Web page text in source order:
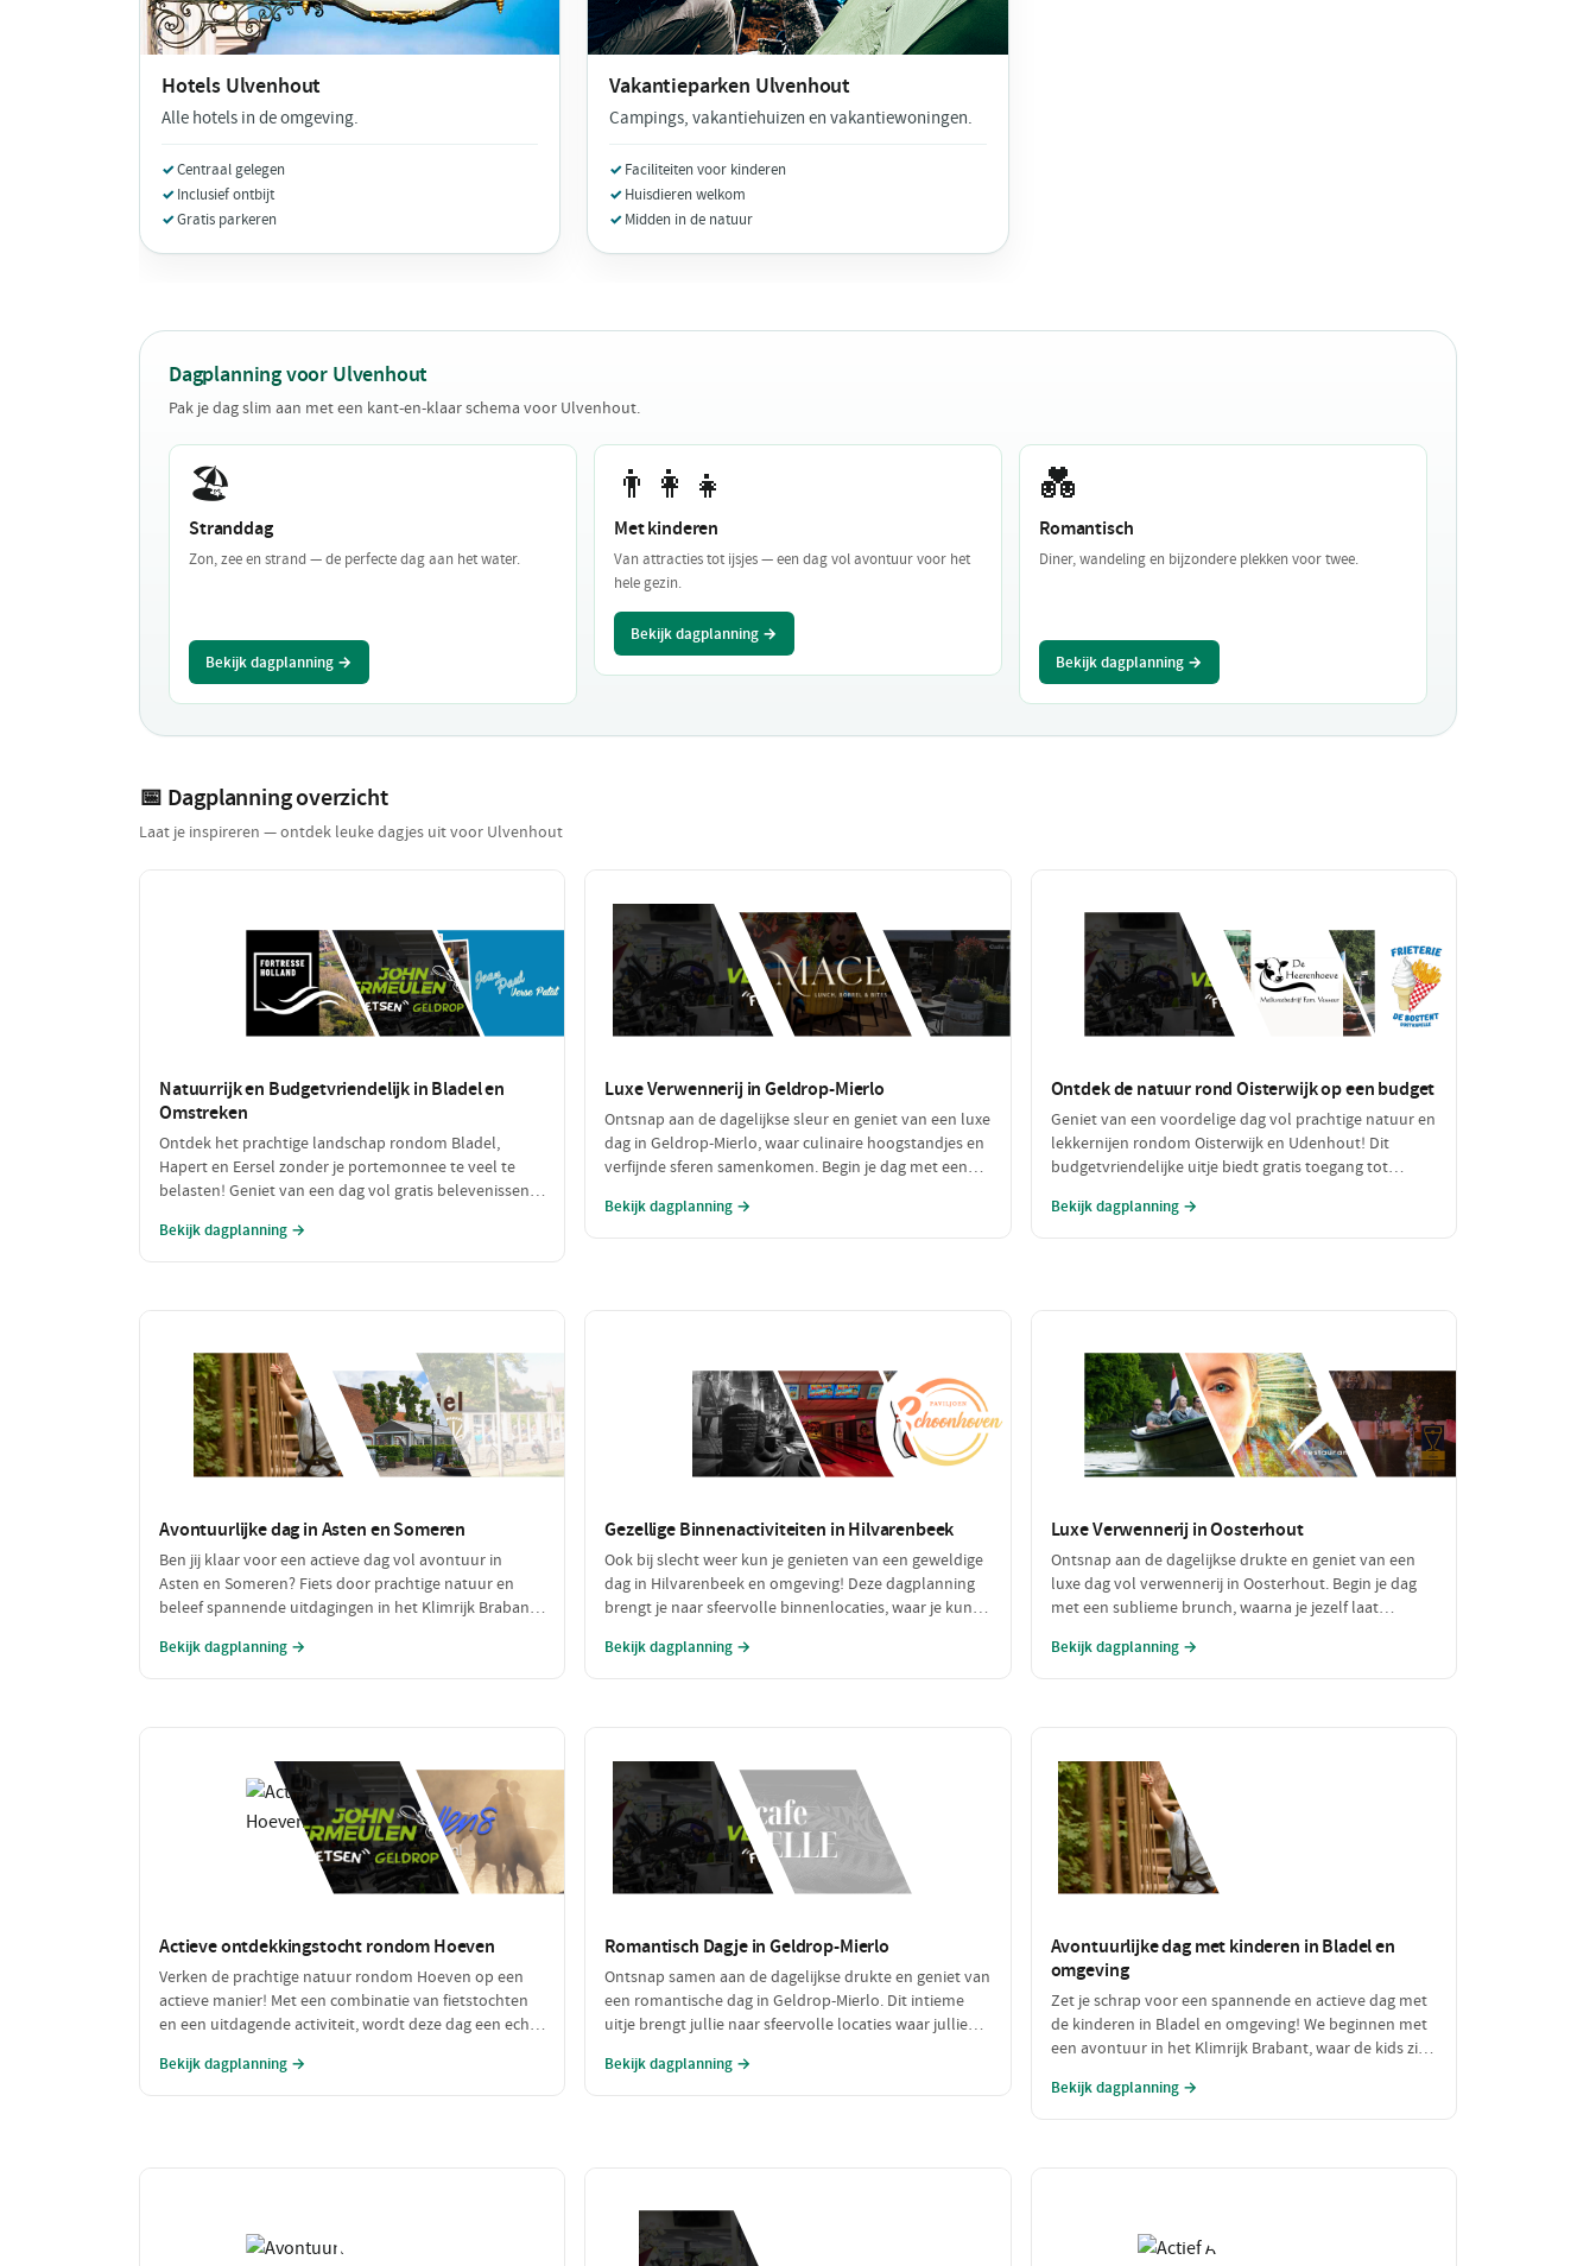
Hotels Ulvenhout
Alle hotels in de omgeving.
Centraal gelegen
Inclusief ontbijt
Gratis parkeren
Vakantieparken Ulvenhout
Campings, vakantiehuizen en vakantiewoningen.
Faciliteiten voor kinderen
Huisdieren welkom
Midden in de natuur
Dagplanning voor Ulvenhout
Pak je dag slim aan met een kant-en-klaar schema voor Ulvenhout.
🏖️
Stranddag
Zon, zee en strand — de perfecte dag aan het water.
Bekijk dagplanning →
👨‍👩‍👧
Met kinderen
Van attracties tot ijsjes — een dag vol avontuur voor het
hele gezin.
Bekijk dagplanning →
💑
Romantisch
Diner, wandeling en bijzondere plekken voor twee.
Bekijk dagplanning →
📅 Dagplanning overzicht
Laat je inspireren — ontdek leuke dagjes uit voor Ulvenhout
Natuurrijk en Budgetvriendelijk in Bladel en
Omstreken
Ontdek het prachtige landschap rondom Bladel,
Hapert en Eersel zonder je portemonnee te veel te
belasten! Geniet van een dag vol gratis belevenissen
wandeling door de natuur en sluit je dag af met een
Bekijk dagplanning →
Luxe Verwennerij in Geldrop-Mierlo
Ontsnap aan de dagelijkse sleur en geniet van een luxe
dag in Geldrop-Mierlo, waar culinaire hoogstandjes en
verfijnde sferen samenkomen. Begin je dag met een
een voortreffelijk diner in een sfeervol restaurant.
Bekijk dagplanning →
Ontdek de natuur rond Oisterwijk op een budget
Geniet van een voordelige dag vol prachtige natuur en
lekkernijen rondom Oisterwijk en Udenhout! Dit
budgetvriendelijke uitje biedt gratis toegang tot
een lokale zuivelboerderij en een gezellige plek voor
Bekijk dagplanning →
Avontuurlijke dag in Asten en Someren
Ben jij klaar voor een actieve dag vol avontuur in
Asten en Someren? Fiets door prachtige natuur en
beleef spannende uitdagingen in het Klimrijk Brabant.
een ontspannen diner, zodat je volledig opgeladen
Bekijk dagplanning →
Gezellige Binnenactiviteiten in Hilvarenbeek
Ook bij slecht weer kun je genieten van een geweldige
dag in Hilvarenbeek en omgeving! Deze dagplanning
brengt je naar sfeervolle binnenlocaties, waar je kunt
bent tegen de regen of kou. Perfect voor een uitje met
Bekijk dagplanning →
Luxe Verwennerij in Oosterhout
Ontsnap aan de dagelijkse drukte en geniet van een
luxe dag vol verwennerij in Oosterhout. Begin je dag
met een sublieme brunch, waarna je jezelf laat
diner. Tussen de culinaire hoogstandjes door, spoel je
Bekijk dagplanning →
Actieve ontdekkingstocht rondom Hoeven
Verken de prachtige natuur rondom Hoeven op een
actieve manier! Met een combinatie van fietstochten
en een uitdagende activiteit, wordt deze dag een echte
mooie omgeving terwijl je actief bezig bent.
Bekijk dagplanning →
Romantisch Dagje in Geldrop-Mierlo
Ontsnap samen aan de dagelijkse drukte en geniet van
een romantische dag in Geldrop-Mierlo. Dit intieme
uitje brengt jullie naar sfeervolle locaties waar jullie
de liefde. Laat je verwonderen door de schoonheid
Bekijk dagplanning →
Avontuurlijke dag met kinderen in Bladel en
omgeving
Zet je schrap voor een spannende en actieve dag met
de kinderen in Bladel en omgeving! We beginnen met
een avontuur in het Klimrijk Brabant, waar de kids zich
lunch bij Brasserie 't Smokkelstrand, is het tijd voor
Bekijk dagplanning →